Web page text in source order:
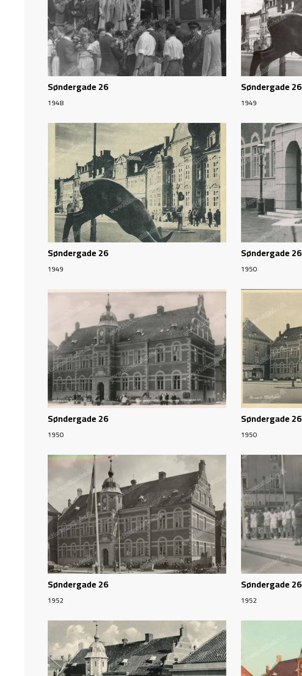
Søndergade 26
1948
Søndergade 26
1949
Søndergade 26
1949
Søndergade 26
1950
Søndergade 26
1950
Søndergade 26
1950
Søndergade 26
1952
Søndergade 26
1952